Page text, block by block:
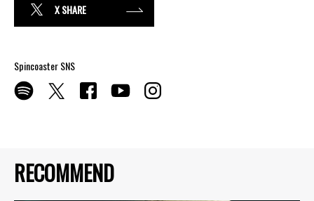
RECOMMEND
X SHARE
Spincoaster SNS